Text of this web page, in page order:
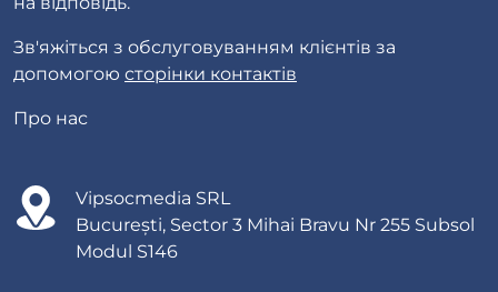
Зв'яжіться з обслуговуванням клієнтів за
допомогою сторінки контактів
Про нас
Vipsocmedia SRL
București, Sector 3 Mihai Bravu Nr 255 Subsol
Modul S146